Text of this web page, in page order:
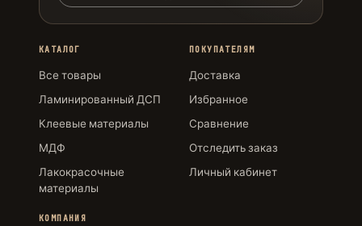
КАТАЛОГ
Все товары
Ламинированный ДСП
Клеевые материалы
МДФ
Лакокрасочные
материалы
ПОКУПАТЕЛЯМ
Доставка
Избранное
Сравнение
Отследить заказ
Личный кабинет
КОМПАНИЯ